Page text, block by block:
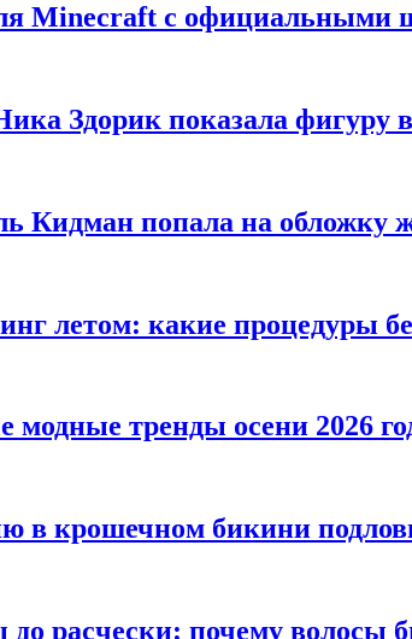
Minecraft с официальными
Здорик показала фигуру
Кидман попала на обложку
летом: какие процедуры
модные тренды осени 2026
в крошечном бикини
расчески: почему волосы